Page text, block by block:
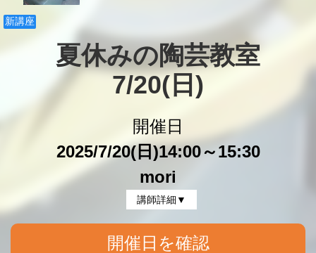
新講座
夏休みの陶芸教室
7/20(日)
開催日
2025/7/20(日)14:00～15:30
mori
講師詳細▼
開催日を確認